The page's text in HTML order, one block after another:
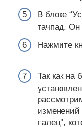
В блоке
тачпад. Он
Нажмите
Так как на
изменений
палец”,